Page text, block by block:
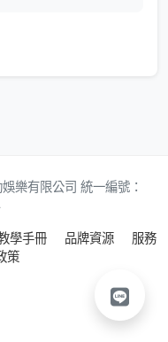
有限公司 統一編號：
學手冊 品牌資源
服務
策